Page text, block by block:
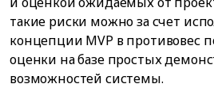
такие риски можно за счет
концепции MVP в противовес
оценки на базе простых
возможностей системы.